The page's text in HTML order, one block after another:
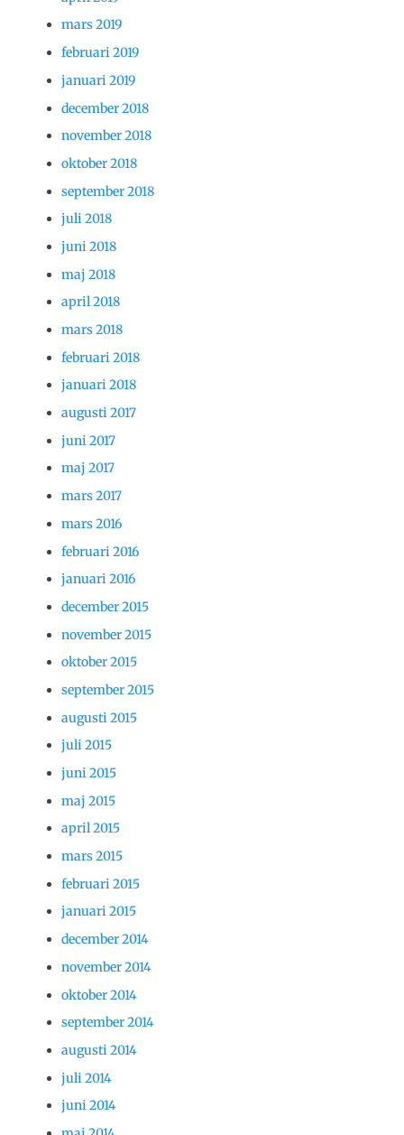
mars 2019
februari 2019
januari 2019
december 2018
november 2018
oktober 2018
september 2018
juli 2018
juni 2018
maj 2018
april 2018
mars 2018
februari 2018
januari 2018
augusti 2017
juni 2017
maj 2017
mars 2017
mars 2016
februari 2016
januari 2016
december 2015
november 2015
oktober 2015
september 2015
augusti 2015
juli 2015
juni 2015
maj 2015
april 2015
mars 2015
februari 2015
januari 2015
december 2014
november 2014
oktober 2014
september 2014
augusti 2014
juli 2014
juni 2014